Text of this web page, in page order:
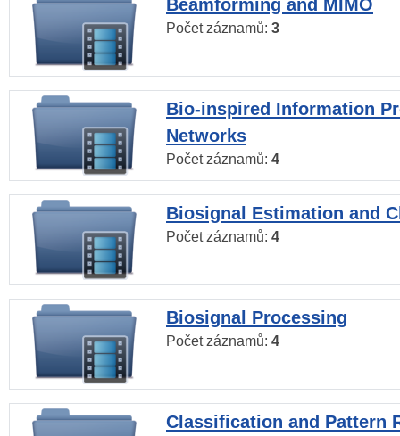
Beamforming and MIMO
Počet záznamů: 3
Bio-inspired Information
Networks
Počet záznamů: 4
Biosignal Estimation and
Počet záznamů: 4
Biosignal Processing
Počet záznamů: 4
Classification and Pattern